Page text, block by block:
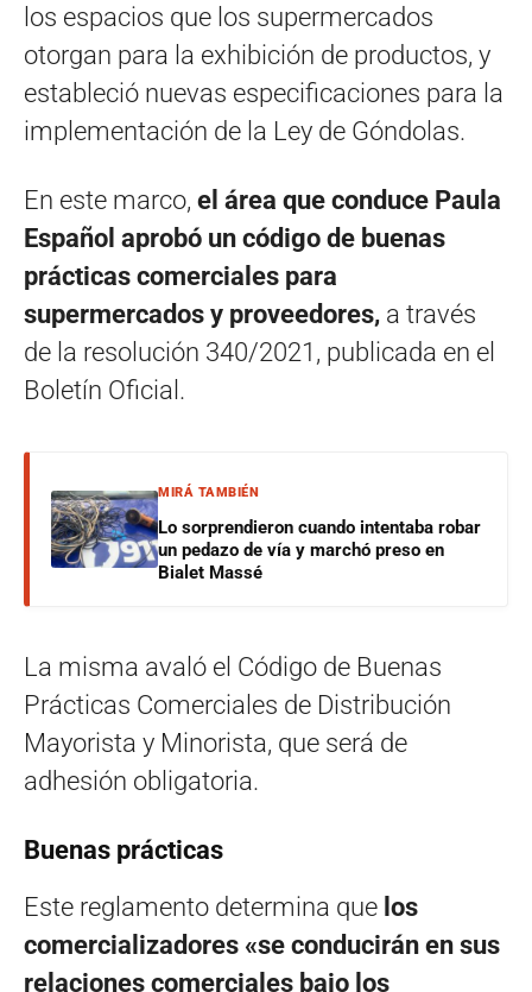
los espacios que los supermercados
otorgan para la exhibición de productos, y
estableció nuevas especificaciones para la
implementación de la Ley de Góndolas.
En este marco, el área que conduce Paula
Español aprobó un código de buenas
prácticas comerciales para
supermercados y proveedores, a través
de la resolución 340/2021, publicada en el
Boletín Oficial.
MIRÁ TAMBIÉN
Lo sorprendieron cuando intentaba robar
un pedazo de vía y marchó preso en
Bialet Massé
La misma avaló el Código de Buenas
Prácticas Comerciales de Distribución
Mayorista y Minorista, que será de
adhesión obligatoria.
Buenas prácticas
Este reglamento determina que los
comercializadores «se conducirán en sus
relaciones comerciales bajo los